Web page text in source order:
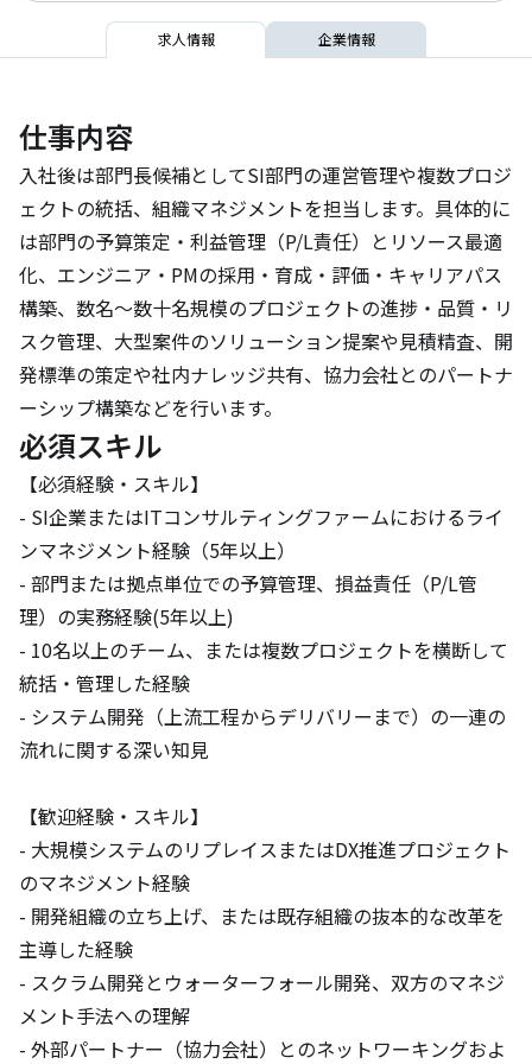
求人情報 企業情報
仕事内容
入社後は部門長候補としてSI部門の運営管理や複数プロジ
ェクトの統括、組織マネジメントを担当します。具体的に
は部門の予算策定・利益管理（P/L責任）とリソース最適
化、エンジニア・PMの採用・育成・評価・キャリアパス
構築、数名〜数十名規模のプロジェクトの進捗・品質・リ
スク管理、大型案件のソリューション提案や見積精査、開
発標準の策定や社内ナレッジ共有、協力会社とのパートナ
ーシップ構築などを行います。
必須スキル
【必須経験・スキル】
- SI企業またはITコンサルティングファームにおけるライ
ンマネジメント経験（5年以上）
- 部門または拠点単位での予算管理、損益責任（P/L管
理）の実務経験(5年以上)
- 10名以上のチーム、または複数プロジェクトを横断して
統括・管理した経験
- システム開発（上流工程からデリバリーまで）の一連の
流れに関する深い知見
【歓迎経験・スキル】
- 大規模システムのリプレイスまたはDX推進プロジェクト
のマネジメント経験
- 開発組織の立ち上げ、または既存組織の抜本的な改革を
主導した経験
- スクラム開発とウォーターフォール開発、双方のマネジ
メント手法への理解
- 外部パートナー（協力会社）とのネットワーキングおよ